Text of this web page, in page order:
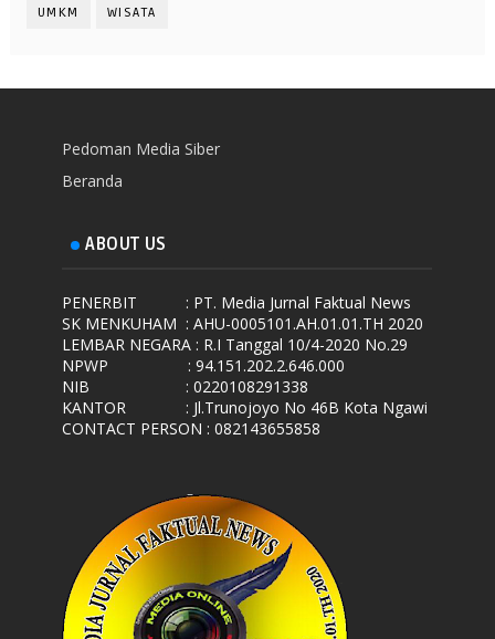
UMKM WISATA
Pedoman Media Siber
Beranda
ABOUT US
PENERBIT
: PT. Media Jurnal Faktual News
SK MENKUHAM : AHU-0005101.AH.01.01.TH 2020
LEMBAR NEGARA : R.I Tanggal 10/4-2020 No.29
NPWP
: 94.151.202.2.646.000
NIB
: 0220108291338
KANTOR
: Jl.Trunojoyo No 46B Kota Ngawi
CONTACT PERSON : 082143655858